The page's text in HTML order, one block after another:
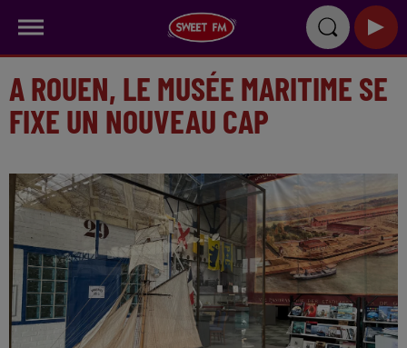
A ROUEN, LE MUSÉE MARITIME SE
FIXE UN NOUVEAU CAP